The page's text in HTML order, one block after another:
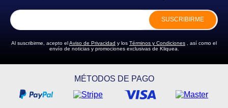
SUSCRIBIRME
Al suscribirme, acepto elAviso de Privacidad y los Términos y Condiciones , así como el
envío de noticias y promociones exclusivas de Kliquea.
MÉTODOS DE PAGO